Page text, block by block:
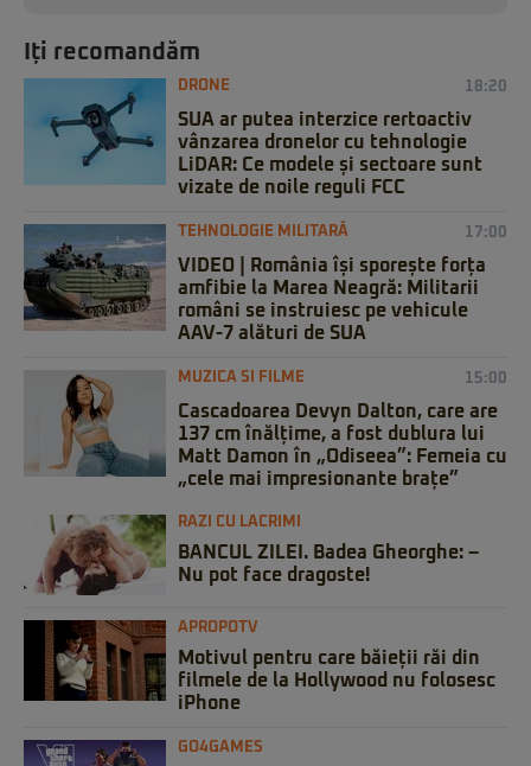
Iți recomandăm
DRONE 18:20
SUA ar putea interzice rertoactiv
vânzarea dronelor cu tehnologie
LiDAR: Ce modele și sectoare sunt
vizate de noile reguli FCC
TEHNOLOGIE MILITARĂ 17:00
VIDEO | România își sporește forța
amfibie la Marea Neagră: Militarii
români se instruiesc pe vehicule
AAV-7 alături de SUA
MUZICA SI FILME 15:00
Cascadoarea Devyn Dalton, care are
137 cm înălțime, a fost dublura lui
Matt Damon în „Odiseea”: Femeia cu
„cele mai impresionante brațe”
RAZI CU LACRIMI
BANCUL ZILEI. Badea Gheorghe: –
Nu pot face dragoste!
APROPOTV
Motivul pentru care băieții răi din
filmele de la Hollywood nu folosesc
iPhone
GO4GAMES